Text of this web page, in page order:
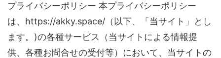
プライバシーポリシー 本プライバシーポリシー
は、https://akky.space/（以下、「当サイト」とし
ます。)の各種サービス（当サイトによる情報提
供、各種お問合せの受付等）において、当サイトの